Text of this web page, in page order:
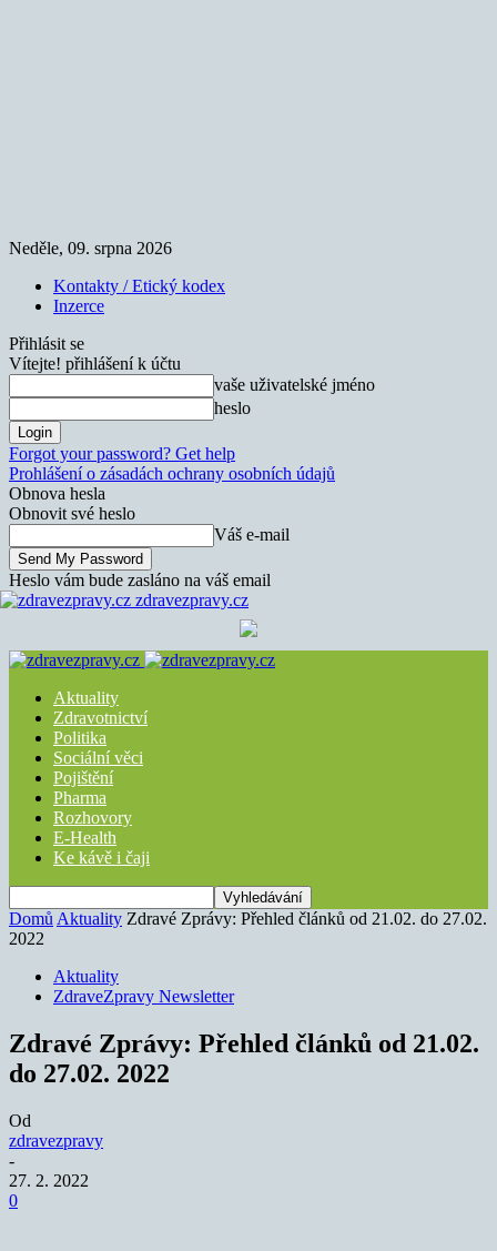
Neděle, 09. srpna 2026
Kontakty / Etický kodex
Inzerce
Přihlásit se
Vítejte! přihlášení k účtu
vaše uživatelské jméno
heslo
Forgot your password? Get help
Prohlášení o zásadách ochrany osobních údajů
Obnova hesla
Obnovit své heslo
Váš e-mail
Heslo vám bude zasláno na váš email
zdravezpravy.cz
Aktuality
Zdravotnictví
Politika
Sociální věci
Pojištění
Pharma
Rozhovory
E-Health
Ke kávě i čaji
Domů Aktuality Zdravé Zprávy: Přehled článků od 21.02. do 27.02.
2022
Aktuality
ZdraveZpravy Newsletter
Zdravé Zprávy: Přehled článků od 21.02.
do 27.02. 2022
Od
zdravezpravy
-
27. 2. 2022
0